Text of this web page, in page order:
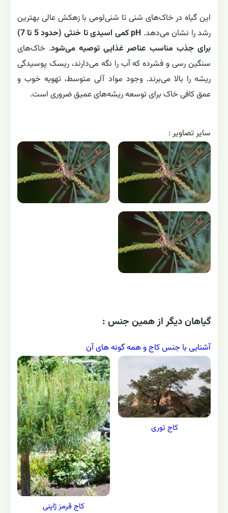
این گیاه در خاک‌های شنی تا شنی‌لومی با زهکش عالی بهترین
رشد را نشان می‌دهد.
pH کمی اسیدی تا خنثی (حدود 5 تا 7)
برای جذب مناسب عناصر غذایی توصیه می‌شود. خاک‌های
سنگین رسی و فشرده که آب را نگه می‌دارند، ریسک پوسیدگی
ریشه را بالا می‌برند. وجود مواد آلی متوسط، تهویه خوب و
عمق کافی خاک برای توسعه ریشه‌های عمیق ضروری است.
ساير تصاوير :
گياهان ديگر از همين جنس :
آشنایی با جنس کاج و همه گونه های آن
کاج توری
کاج قرمز ژاپنی